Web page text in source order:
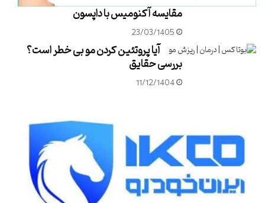
مقایسه آکنومیس با داپسون
23/03/1405
آیا پروتئین کردن مو بی خطر است؟
بررسی حقایق
11/12/1404